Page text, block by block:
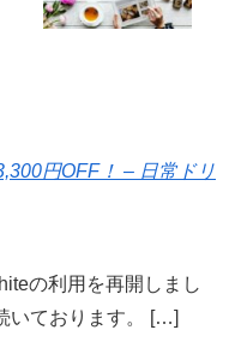
円OFF！ – 日常ドリ
の利用を再開しまし
いております。 […]